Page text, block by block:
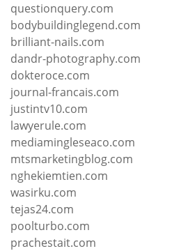
questionquery.com
bodybuildinglegend.com
brilliant-nails.com
dandr-photography.com
dokteroce.com
journal-francais.com
justintv10.com
lawyerule.com
mediamingleseaco.com
mtsmarketingblog.com
nghekiemtien.com
wasirku.com
tejas24.com
poolturbo.com
prachestait.com